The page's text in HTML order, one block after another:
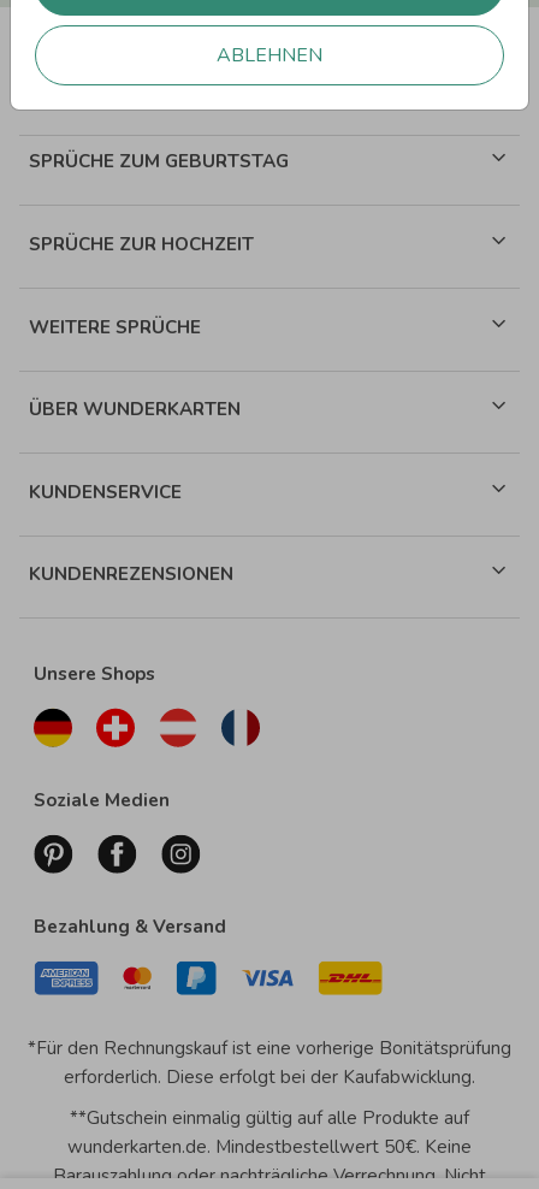
ABLEHNEN
SPRÜCHE ZUM GEBURTSTAG
SPRÜCHE ZUR HOCHZEIT
WEITERE SPRÜCHE
ÜBER WUNDERKARTEN
KUNDENSERVICE
KUNDENREZENSIONEN
Unsere Shops
Soziale Medien
Bezahlung & Versand
*Für den Rechnungskauf ist eine vorherige Bonitätsprüfung
erforderlich. Diese erfolgt bei der Kaufabwicklung.
**Gutschein einmalig gültig auf alle Produkte auf
wunderkarten.de. Mindestbestellwert 50€. Keine
Barauszahlung oder nachträgliche Verrechnung. Nicht